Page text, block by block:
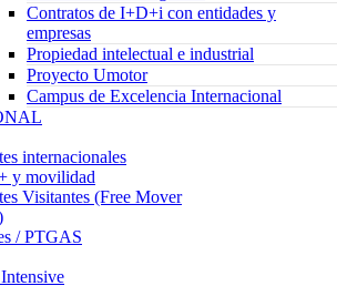
Contratos de I+D+i con entidades y
empresas
Propiedad intelectual e industrial
Proyecto Umotor
Campus de Excelencia Internacional
internacionales
y movilidad
Visitantes (Free Mover
/ PTGAS